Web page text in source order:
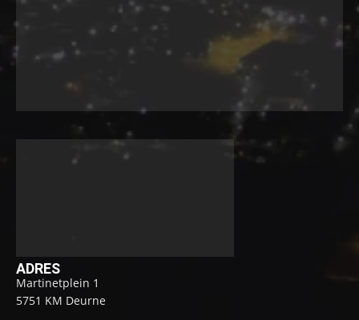
ADRES
Martinetplein 1
5751 KM Deurne